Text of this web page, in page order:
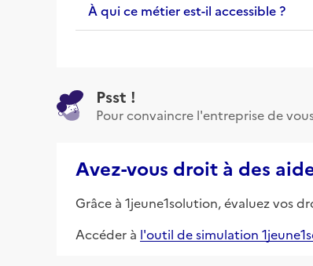
À qui ce métier est-il accessible ?
Psst !
Pour convaincre l'entreprise de
Avez-vous droit à des
Grâce à 1jeune1solution, évaluez vos
Accéder à l'outil de simulation